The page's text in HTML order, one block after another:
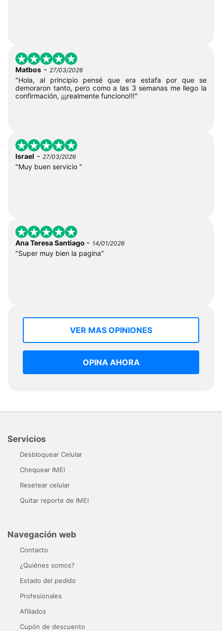
Matbos - 27/03/2026
"Hola, al principio pensé que era estafa por que se
demoraron tanto, pero como a las 3 semanas me llego la
confirmación, ¡¡¡realmente funciono!!!"
Israel - 27/03/2026
"Muy buen servicio "
Ana Teresa Santiago - 14/01/2026
"Super muy bien la pagina"
VER MAS OPINIONES
OPINA AHORA
Servicios
Desbloquear Celular
Chequear IMEI
Resetear celular
Quitar reporte de IMEI
Navegación web
Contacto
¿Quiénes somos?
Estado del pedido
Profesionales
Afiliados
Cupón de descuento